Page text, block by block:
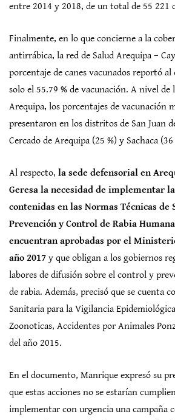
entre 2014 y 2018, de un total de 55 221
Finalmente, en lo que concierne a la
antirrábica, la red de Salud Arequipa –
porcentaje de canes vacunados reportó
solo el 55.79 % de vacunación. A nivel de
Arequipa, los porcentajes de vacunación
presentaron en los distritos de San Juan
Cercado de Arequipa (25 %) y Sachaca (36
Al respecto, la sede defensorial en
Geresa la necesidad de implementar
contenidas en las Normas Técnicas de
Prevención y Control de Rabia
encuentran aprobadas por el
año 2017 y que obligan a los gobiernos
labores de difusión sobre el control y
de rabia. Además, precisó que se cuenta
Sanitaria para la Vigilancia
Zoonoticas, Accidentes por Animales
del año 2015.
En el documento, Manrique expresó su
que estas acciones no se estarían
implementar con urgencia una campaña